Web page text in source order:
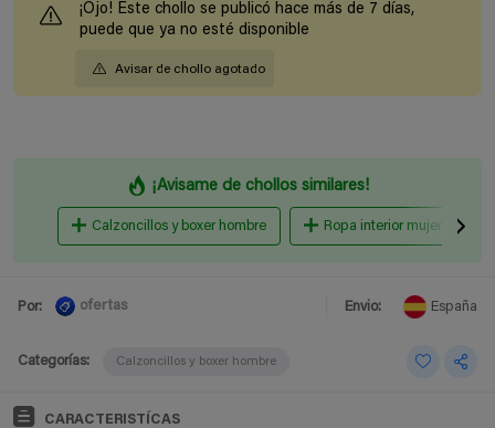
¡Ojo! Este chollo se publicó hace más de 7 días,
puede que ya no esté disponible
Avisar de chollo agotado
¡Avisame de chollos similares!
Calzoncillos y boxer hombre Ropa interior mujer
Por: ofertas Envio: España
Categorías: Calzoncillos y boxer hombre
CARACTERISTÍCAS